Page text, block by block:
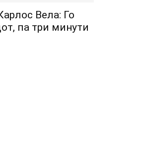
Вела: Го
па три минути